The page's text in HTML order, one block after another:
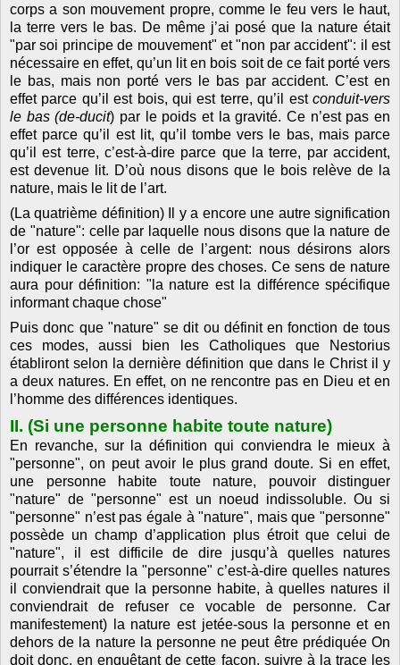
corps a son mouvement propre, comme le feu vers le haut,
la terre vers le bas. De même j’ai posé que la nature était
"par soi principe de mouvement" et "non par accident": il est
nécessaire en effet, qu’un lit en bois soit de ce fait porté vers
le bas, mais non porté vers le bas par accident. C’est en
effet parce qu’il est bois, qui est terre, qu’il est conduit-vers
le bas (de-ducit) par le poids et la gravité. Ce n’est pas en
effet parce qu’il est lit, qu’il tombe vers le bas, mais parce
qu’il est terre, c’est-à-dire parce que la terre, par accident,
est devenue lit. D’où nous disons que le bois relève de la
nature, mais le lit de l’art.
(La quatrième définition) Il y a encore une autre signification
de "nature": celle par laquelle nous disons que la nature de
l’or est opposée à celle de l’argent: nous désirons alors
indiquer le caractère propre des choses. Ce sens de nature
aura pour définition: "la nature est la différence spécifique
informant chaque chose"
Puis donc que "nature" se dit ou définit en fonction de tous
ces modes, aussi bien les Catholiques que Nestorius
établiront selon la dernière définition que dans le Christ il y
a deux natures. En effet, on ne rencontre pas en Dieu et en
l’homme des différences identiques.
II. (Si une personne habite toute nature)
En revanche, sur la définition qui conviendra le mieux à
"personne", on peut avoir le plus grand doute. Si en effet,
une personne habite toute nature, pouvoir distinguer
"nature" de "personne" est un noeud indissoluble. Ou si
"personne" n’est pas égale à "nature", mais que "personne"
possède un champ d’application plus étroit que celui de
"nature", il est difficile de dire jusqu’à quelles natures
pourrait s’étendre la "personne" c’est-à-dire quelles natures
il conviendrait que la personne habite, à quelles natures il
conviendrait de refuser ce vocable de personne. Car
manifestement) la nature est jetée-sous la personne et en
dehors de la nature la personne ne peut être prédiquée On
doit donc, en enquêtant de cette façon, suivre à la trace les